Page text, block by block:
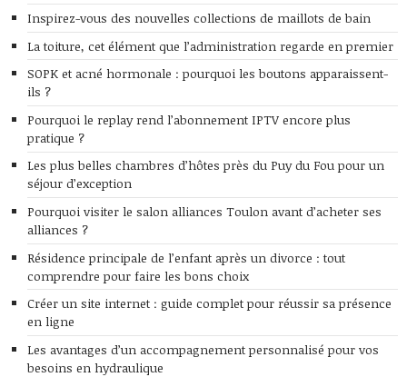
Inspirez-vous des nouvelles collections de maillots de bain
La toiture, cet élément que l’administration regarde en premier
SOPK et acné hormonale : pourquoi les boutons apparaissent-
ils ?
Pourquoi le replay rend l’abonnement IPTV encore plus
pratique ?
Les plus belles chambres d’hôtes près du Puy du Fou pour un
séjour d’exception
Pourquoi visiter le salon alliances Toulon avant d’acheter ses
alliances ?
Résidence principale de l’enfant après un divorce : tout
comprendre pour faire les bons choix
Créer un site internet : guide complet pour réussir sa présence
en ligne
Les avantages d’un accompagnement personnalisé pour vos
besoins en hydraulique